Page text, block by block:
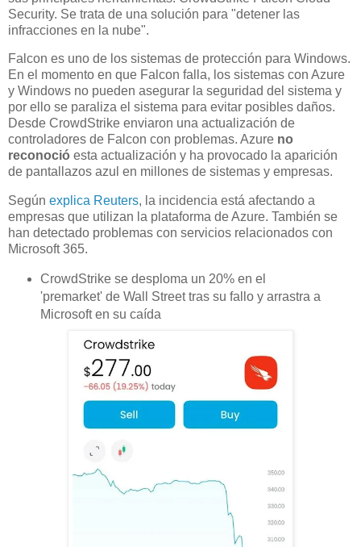
Security. Se trata de una solución para "detener las
infracciones en la nube".
Falcon es uno de los sistemas de protección para Windows.
En el momento en que Falcon falla, los sistemas con Azure
y Windows no pueden asegurar la seguridad del sistema y
por ello se paraliza el sistema para evitar posibles daños.
Desde CrowdStrike enviaron una actualización de
controladores de Falcon con problemas. Azure no
reconoció esta actualización y ha provocado la aparición
de pantallazos azul en millones de sistemas y empresas.
Según explica Reuters, la incidencia está afectando a
empresas que utilizan la plataforma de Azure. También se
han detectado problemas con servicios relacionados con
Microsoft 365.
CrowdStrike se desploma un 20% en el
'premarket' de Wall Street tras su fallo y arrastra a
Microsoft en su caída